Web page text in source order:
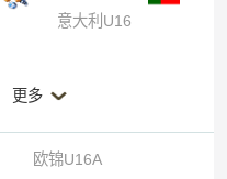
意大利U16
更多
欧锦U16A